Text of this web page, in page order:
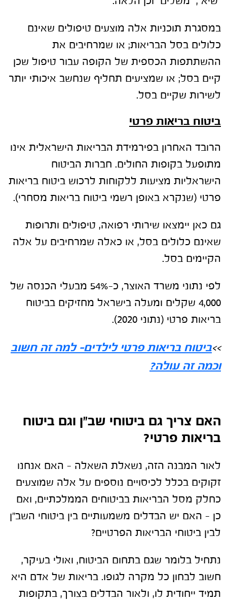
במסגרת תוכניות אלה מוצעים טיפולים שאינם
כלולים בסל הבריאות; או שמרחיבים את
ההשתתפות הכספית של הקופה עבור טיפול שכן
קיים בסל; או שמציעים תחליף שנחשב איכותי יותר
לשירות שקיים בסל.
ביטוח בריאות פרטי
הרובד האחרון בפירמידת הבריאות הישראלית אינו
מתופעל בקופות החולים. חברות הביטוח
הישראליות מציעות ללקוחות לרכוש ביטוח בריאות
פרטי (שנקרא באופן רשמי ביטוח בריאות מסחרי).
גם כאן יימצאו שירותי רפואה, טיפולים ותרופות
שאינם כלולים בסל, או כאלה שמרחיבים על אלה
הקיימים בסל.
לפי נתוני משרד האוצר, כ-54% מבעלי הכנסה של
4,000 שקלים ומעלה בישראל מחזיקים בביטוח
בריאות פרטי (נתוני 2020).
>>ביטוח בריאות פרטי לילדים- למה זה חשוב
וכמה זה עולה?
האם צריך גם ביטוחי שב"ן וגם ביטוח
בריאות פרטי?
לאור המבנה הזה, נשאלת השאלה – האם אנחנו
זקוקים בכלל לכיסויים נוספים על אלה שמוצעים
כחלק מסל הבריאות בביטוחים הממלכתיים, ואם
כן – האם יש הבדלים משמעותיים בין ביטוחי השב"ן
לבין ביטוחי הבריאות הפרטיים?
נתחיל בלומר שגם בתחום הביטוח, ואולי בעיקר,
חשוב לבחון כל מקרה לגופו. בריאות של אדם היא
תמיד ייחודית לו, ולאור הבדלים בצורך, בתקופות